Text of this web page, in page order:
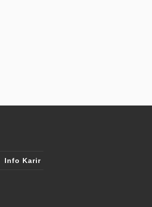
Info Karir